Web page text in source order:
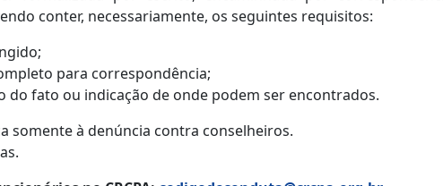
conter, necessariamente, os seguintes requisitos:
para correspondência;
fato ou indicação de onde podem ser encontrados.
somente à denúncia contra conselheiros.